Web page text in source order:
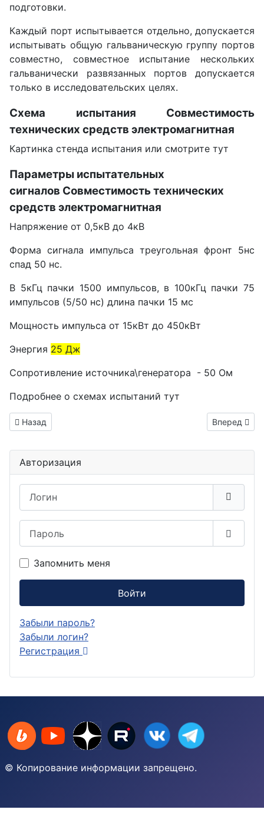
подготовки.
Каждый порт испытывается отдельно, допускается
испытывать общую гальваническую группу портов
совместно, совместное испытание нескольких
гальванически развязанных портов допускается
только в исследовательских целях.
Схема испытания Совместимость
технических средств электромагнитная
Картинка стенда испытания или смотрите тут
Параметры испытательных
сигналов Совместимость технических
средств электромагнитная
Напряжение от 0,5кВ до 4кВ
Форма сигнала импульса треугольная фронт 5нс
спад 50 нс.
В 5кГц пачки 1500 импульсов, в 100кГц пачки 75
импульсов (5/50 нс) длина пачки 15 мс
Мощность импульса от 15кВт до 450кВт
Энергия 25 Дж
Сопротивление источника\генератора - 50 Ом
Подробнее о схемах испытаний тут
Предыдущий: ГОСТ Р 51317.4.28-2000 (МЭК 61000-4-28-99)
Назад Вперед
Авторизация
Запомнить меня
Войти
Забыли пароль?
Забыли логин?
Регистрация
© Копирование информации запрещено.